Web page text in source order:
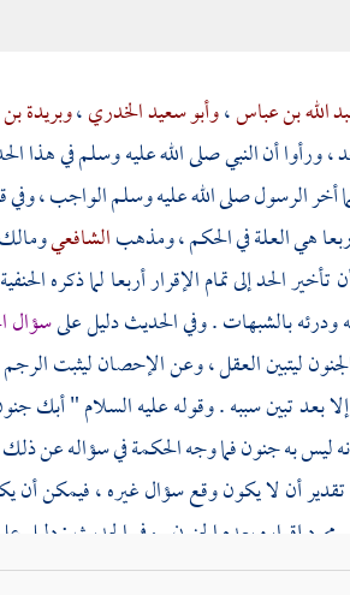
الله بن عباس،وأبو سعيد الخدري،وبريدة
أن النبي صلى الله عليه وسلم في هذا
أخر الرسول صلى الله عليه وسلم الواجب ،
هي العلة في الحكم ، ومذهبالشافعيومالك
الحد إلى تمام الإقرار أربعا لما ذكره
بالشبهات . وفي الحديث دليل علىسؤال
ليتبين العقل ، وعن الإحصان ليثبت
بعد تبين سببه . وقوله عليه السلام " أبك
إنه ليس به جنون فما وجه الحكمة في سؤاله عن
أن لا يكون وقع سؤال غيره ، فيمكن أن
مجرد إقراره بعدم الجنون . وفي الحديث : دليل على